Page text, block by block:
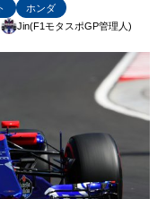
ホンダ
Jin(F1モタスポGP管理人)